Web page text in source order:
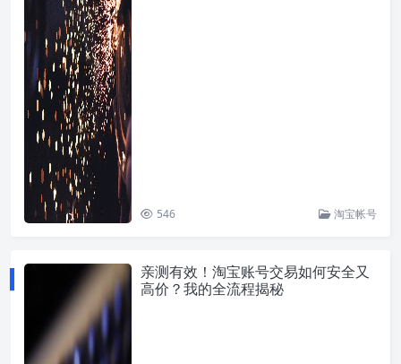
546 淘宝帐号
亲测有效！淘宝账号交易如何安全又
高价？我的全流程揭秘